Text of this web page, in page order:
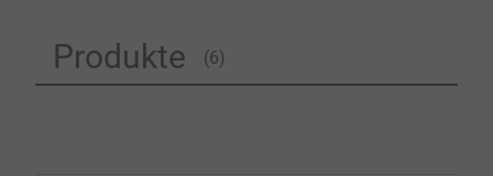
Produkte (6)